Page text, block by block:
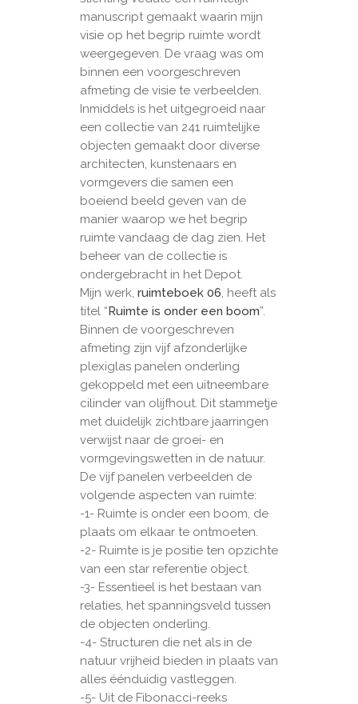
manuscript gemaakt waarin mijn
visie op het begrip ruimte wordt
weergegeven. De vraag was om
binnen een voorgeschreven
afmeting de visie te verbeelden.
Inmiddels is het uitgegroeid naar
een collectie van 241 ruimtelijke
objecten gemaakt door diverse
architecten, kunstenaars en
vormgevers die samen een
boeiend beeld geven van de
manier waarop we het begrip
ruimte vandaag de dag zien. Het
beheer van de collectie is
ondergebracht in het Depot.
Mijn werk, ruimteboek 06, heeft als
titel “Ruimte is onder een boom”.
Binnen de voorgeschreven
afmeting zijn vijf afzonderlijke
plexiglas panelen onderling
gekoppeld met een uitneembare
cilinder van olijfhout. Dit stammetje
met duidelijk zichtbare jaarringen
verwijst naar de groei- en
vormgevingswetten in de natuur.
De vijf panelen verbeelden de
volgende aspecten van ruimte:
-1- Ruimte is onder een boom, de
plaats om elkaar te ontmoeten.
-2- Ruimte is je positie ten opzichte
van een star referentie object.
-3- Essentieel is het bestaan van
relaties, het spanningsveld tussen
de objecten onderling.
-4- Structuren die net als in de
natuur vrijheid bieden in plaats van
alles éénduidig vastleggen.
-5- Uit de Fibonacci-reeks